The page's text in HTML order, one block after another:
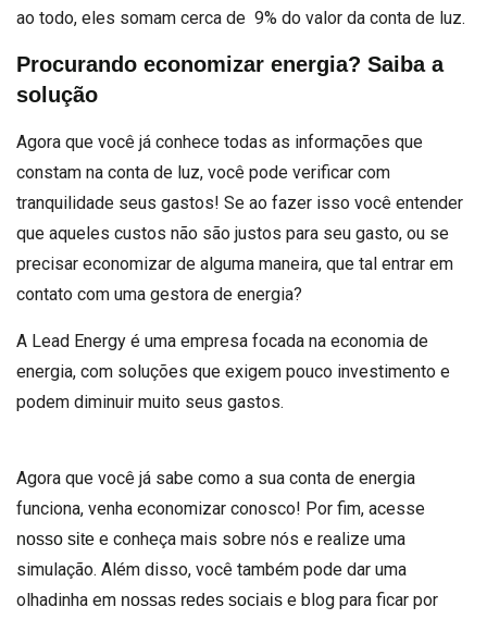
ao todo, eles somam cerca de 9% do valor da conta de luz.
Procurando economizar energia? Saiba a
solução
Agora que você já conhece todas as informações que
constam na conta de luz, você pode verificar com
tranquilidade seus gastos! Se ao fazer isso você entender
que aqueles custos não são justos para seu gasto, ou se
precisar economizar de alguma maneira, que tal entrar em
contato com uma gestora de energia?
A Lead Energy é uma empresa focada na economia de
energia, com soluções que exigem pouco investimento e
podem diminuir muito seus gastos.
Agora que você já sabe como a sua conta de energia
funciona, venha economizar conosco! Por fim, acesse
nosso site e conheça mais sobre nós e realize uma
simulação. Além disso, você também pode dar uma
olhadinha em nossas redes sociais e blog para ficar por